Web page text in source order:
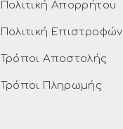
Πολιτική Απορρήτου
Πολιτική Επιστροφών
Τρόποι Αποστολής
Τρόποι Πληρωμής